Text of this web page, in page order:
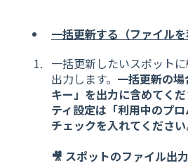
一括更新する（ファイルを
一括更新したいスポット
出力します。 一括更新の
キー」を出力に含めてく
ティ設定は「利用中のプ
チェックを入れてください
🎥 スポットのファイル出